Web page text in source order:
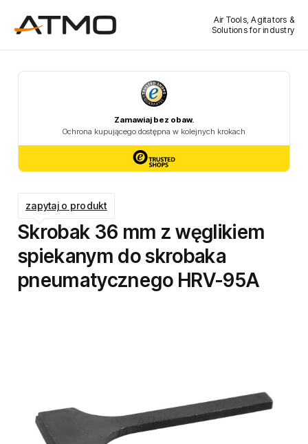
Air Tools, Agitators &
Solutions for industry
Skrobak 36 mm z węglikiem
spiekanym do skrobaka
pneumatycznego HRV-95A
zapytaj o produkt